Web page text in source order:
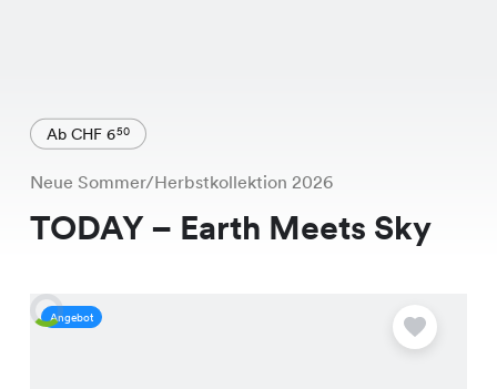
Ab CHF 650
Neue Sommer/Herbstkollektion 2026
TODAY – Earth Meets Sky
Angebot